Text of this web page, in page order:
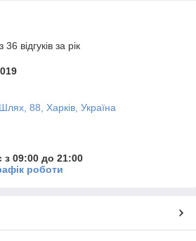
відгуків за рік
88, Харків, Україна
з 09:00 до 21:00
роботи